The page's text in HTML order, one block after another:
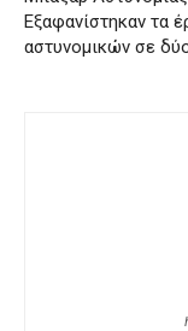
Εξαφανίστηκαν τα
αστυνομικών σε